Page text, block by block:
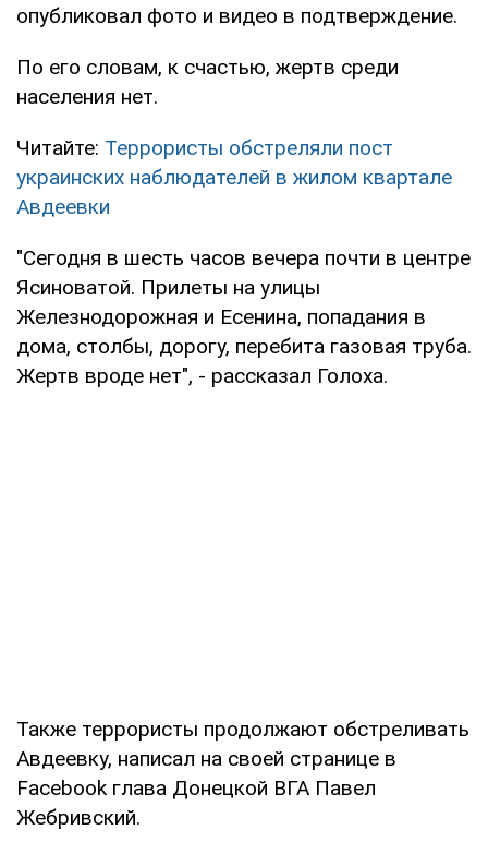
опубликовал фото и видео в подтверждение.
По его словам, к счастью, жертв среди
населения нет.
Читайте: Террористы обстреляли пост
украинских наблюдателей в жилом квартале
Авдеевки
"Сегодня в шесть часов вечера почти в центре
Ясиноватой. Прилеты на улицы
Железнодорожная и Есенина, попадания в
дома, столбы, дорогу, перебита газовая труба.
Жертв вроде нет", - рассказал Голоха.
Также террористы продолжают обстреливать
Авдеевку, написал на своей странице в
Facebook глава Донецкой ВГА Павел
Жебривский.